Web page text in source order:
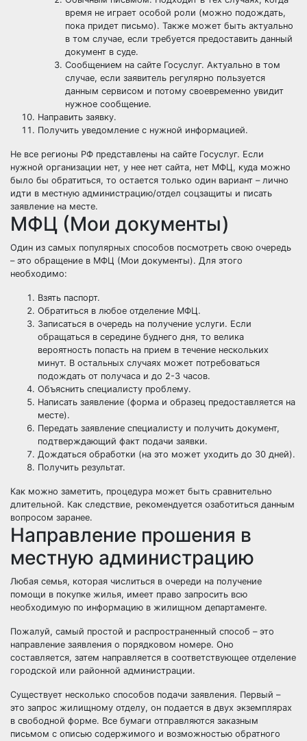
время не играет особой роли (можно подождать,
пока придет письмо). Также может быть актуально
в том случае, если требуется предоставить данный
документ в суде.
Сообщением на сайте Госуслуг. Актуально в том
случае, если заявитель регулярно пользуется
данным сервисом и потому своевременно увидит
нужное сообщение.
Направить заявку.
Получить уведомление с нужной информацией.
Не все регионы РФ представлены на сайте Госуслуг. Если
нужной организации нет, у нее нет сайта, нет МФЦ, куда можно
было бы обратиться, то остается только один вариант – лично
идти в местную администрацию/отдел соцзащиты и писать
заявление на месте.
МФЦ (Мои документы)
Один из самых популярных способов посмотреть свою очередь
– это обращение в МФЦ (Мои документы). Для этого
необходимо:
Взять паспорт.
Обратиться в любое отделение МФЦ.
Записаться в очередь на получение услуги. Если
обращаться в середине буднего дня, то велика
вероятность попасть на прием в течение нескольких
минут. В остальных случаях может потребоваться
подождать от получаса и до 2-3 часов.
Объяснить специалисту проблему.
Написать заявление (форма и образец предоставляется на
месте).
Передать заявление специалисту и получить документ,
подтверждающий факт подачи заявки.
Дождаться обработки (на это может уходить до 30 дней).
Получить результат.
Как можно заметить, процедура может быть сравнительно
длительной. Как следствие, рекомендуется озаботиться данным
вопросом заранее.
Направление прошения в
местную администрацию
Любая семья, которая числиться в очереди на получение
помощи в покупке жилья, имеет право запросить всю
необходимую по информацию в жилищном департаменте.
Пожалуй, самый простой и распространенный способ – это
направление заявления о порядковом номере. Оно
составляется, затем направляется в соответствующее отделение
городской или районной администрации.
Существует несколько способов подачи заявления. Первый –
это запрос жилищному отделу, он подается в двух экземплярах
в свободной форме. Все бумаги отправляются заказным
письмом с описью содержимого и возможностью обратного